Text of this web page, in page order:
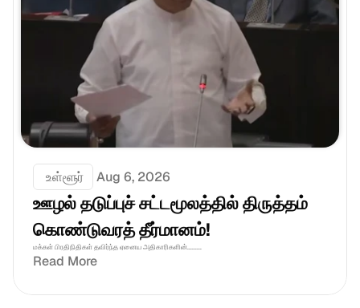
உள்ளூர் Aug 6, 2026
ஊழல் தடுப்புச் சட்டமூலத்தில் திருத்தம்
கொண்டுவரத் தீர்மானம்!
மக்கள் பிரதிநிதிகள் தவிர்ந்த ஏனைய அதிகாரிகளின்.........
Read More